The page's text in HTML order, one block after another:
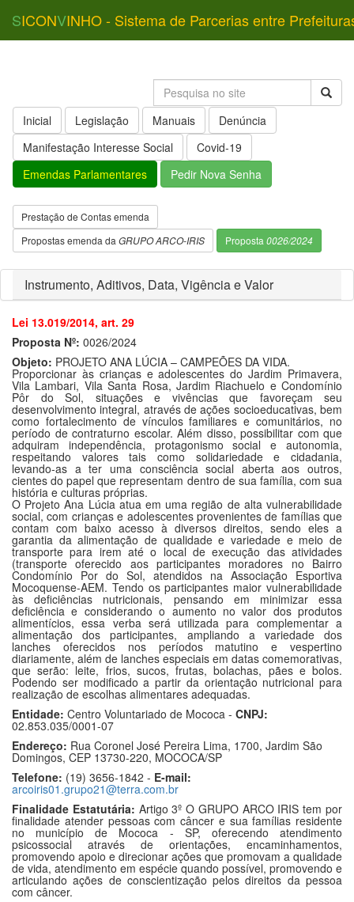
SICONVINHO - Sistema de Parcerias entre
Inicial Legislação Manuais
Denúncia
Manifestação Interesse Social
Covid-19
Emendas Parlamentares
Pedir Nova Senha
Prestação de Contas emenda
Propostas emenda da GRUPO ARCO-IRIS Proposta 0026/2024
Instrumento, Aditivos, Data, Vigência e Valor
Lei 13.019/2014, art. 29
Proposta Nº: 0026/2024
Objeto: PROJETO ANA LÚCIA – CAMPEÕES DA VIDA.
Proporcionar às crianças e adolescentes do Jardim Primavera,
Vila Lambari, Vila Santa Rosa, Jardim Riachuelo e Condomínio
Pôr do Sol, situações e vivências que favoreçam seu
desenvolvimento integral, através de ações socioeducativas, bem
como fortalecimento de vínculos familiares e comunitários, no
período de contraturno escolar. Além disso, possibilitar com que
adquiram independência, protagonismo social e autonomia,
respeitando valores tais como solidariedade e cidadania,
levando-as a ter uma consciência social aberta aos outros,
cientes do papel que representam dentro de sua família, com sua
história e culturas próprias.
O Projeto Ana Lúcia atua em uma região de alta vulnerabilidade
social, com crianças e adolescentes provenientes de famílias que
contam com baixo acesso à diversos direitos, sendo eles a
garantia da alimentação de qualidade e variedade e meio de
transporte para irem até o local de execução das atividades
(transporte oferecido aos participantes moradores no Bairro
Condomínio Por do Sol, atendidos na Associação Esportiva
Mocoquense-AEM. Tendo os participantes maior vulnerabilidade
às deficiências nutricionais, pensando em minimizar essa
deficiência e considerando o aumento no valor dos produtos
alimentícios, essa verba será utilizada para complementar a
alimentação dos participantes, ampliando a variedade dos
lanches oferecidos nos períodos matutino e vespertino
diariamente, além de lanches especiais em datas comemorativas,
que serão: leite, frios, sucos, frutas, bolachas, pães e bolos.
Podendo ser modificado a partir da orientação nutricional para
realização de escolhas alimentares adequadas.
Entidade: Centro Voluntariado de Mococa - CNPJ:
02.853.035/0001-07
Endereço: Rua Coronel José Pereira Lima, 1700, Jardim São
Domingos, CEP 13730-220, MOCOCA/SP
Telefone: (19) 3656-1842 - E-mail:
arcoiris01.grupo21@terra.com.br
Finalidade Estatutária: Artigo 3º O GRUPO ARCO IRIS tem por
finalidade atender pessoas com câncer e sua famílias residente
no município de Mococa - SP, oferecendo atendimento
psicossocial através de orientações, encaminhamentos,
promovendo apoio e direcionar ações que promovam a qualidade
de vida, atendimento em espécie quando possível, promovendo e
articulando ações de conscientização pelos direitos da pessoa
com câncer.